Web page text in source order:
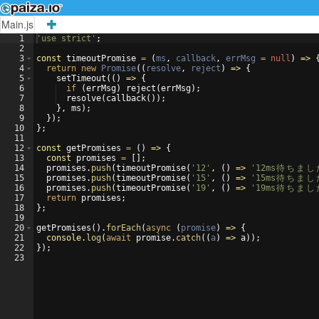
Main.js
1
2
3
4
5
6
7
8
9
10
11
12
13
14
15
16
17
18
19
20
21
22
23
'use strict' ;
const timeoutPromise = (ms , callback, errMsg = null ) => {
return new Promise(( resolve, reject ) => {
setTimeout (( ) => {
if
(errMsg) reject (errMsg) ;
resolve( callback( )) ;
} , ms ) ;
}) ;
} ;
const getPromises = ( ) => {
const
promises =
;
promises . push(timeoutPromise( '12' , ( ) => '12ms待 ち ま し
promises . push(timeoutPromise( '15' , ( ) => '15ms待 ち ま し
promises . push(timeoutPromise( '19' , ( ) => '19ms待 ち ま し
return promises ;
} ;
getPromises ( ) . forEach(async ( promise) => {
console. log (await promise. catch(( a) => a)) ;
}) ;